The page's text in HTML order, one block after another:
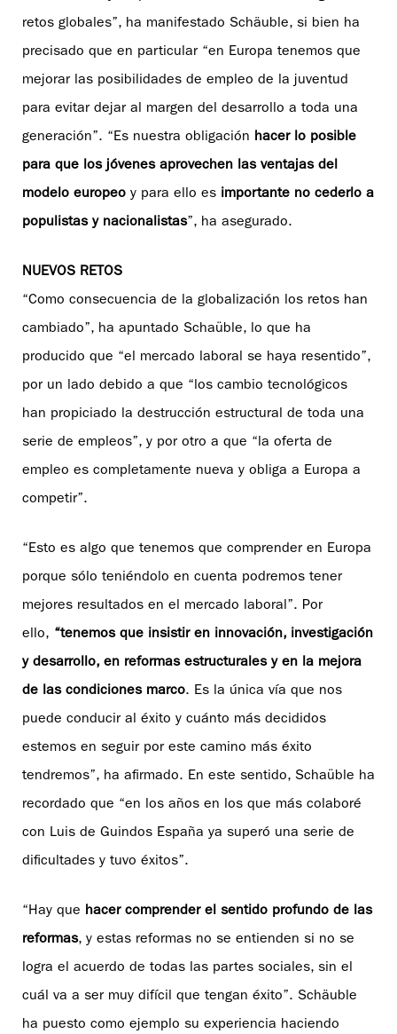
retos globales”, ha manifestado Schäuble, si bien ha
precisado que en particular “en Europa tenemos que
mejorar las posibilidades de empleo de la juventud
para evitar dejar al margen del desarrollo a toda una
generación”. “Es nuestra obligación hacer lo posible
para que los jóvenes aprovechen las ventajas del
modelo europeo y para ello es importante no cederlo a
populistas y nacionalistas”, ha asegurado.
NUEVOS RETOS
“Como consecuencia de la globalización los retos han
cambiado”, ha apuntado Schaüble, lo que ha
producido que “el mercado laboral se haya resentido”,
por un lado debido a que “los cambio tecnológicos
han propiciado la destrucción estructural de toda una
serie de empleos”, y por otro a que “la oferta de
empleo es completamente nueva y obliga a Europa a
competir”.
“Esto es algo que tenemos que comprender en Europa
porque sólo teniéndolo en cuenta podremos tener
mejores resultados en el mercado laboral”. Por
ello, “tenemos que insistir en innovación, investigación
y desarrollo, en reformas estructurales y en la mejora
de las condiciones marco. Es la única vía que nos
puede conducir al éxito y cuánto más decididos
estemos en seguir por este camino más éxito
tendremos”, ha afirmado. En este sentido, Schaüble ha
recordado que “en los años en los que más colaboré
con Luis de Guindos España ya superó una serie de
dificultades y tuvo éxitos”.
“Hay que hacer comprender el sentido profundo de las
reformas, y estas reformas no se entienden si no se
logra el acuerdo de todas las partes sociales, sin el
cuál va a ser muy difícil que tengan éxito”. Schäuble
ha puesto como ejemplo su experiencia haciendo